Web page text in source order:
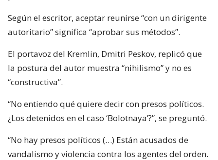
Según el escritor, aceptar reunirse “con un dirigente
autoritario” significa “aprobar sus métodos”.
El portavoz del Kremlin, Dmitri Peskov, replicó que
la postura del autor muestra “nihilismo” y no es
“constructiva”.
“No entiendo qué quiere decir con presos políticos.
¿Los detenidos en el caso ‘Bolotnaya’?”, se preguntó.
“No hay presos políticos (…) Están acusados de
vandalismo y violencia contra los agentes del orden.